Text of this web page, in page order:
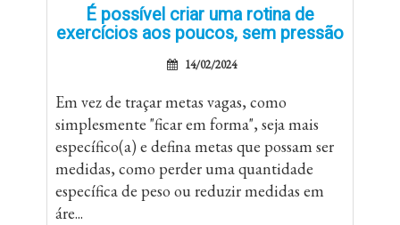
É possível criar uma rotina de
exercícios aos poucos, sem pressão
14/02/2024
Em vez de traçar metas vagas, como
simplesmente "ficar em forma", seja mais
específico(a) e defina metas que possam ser
medidas, como perder uma quantidade
específica de peso ou reduzir medidas em
áre...